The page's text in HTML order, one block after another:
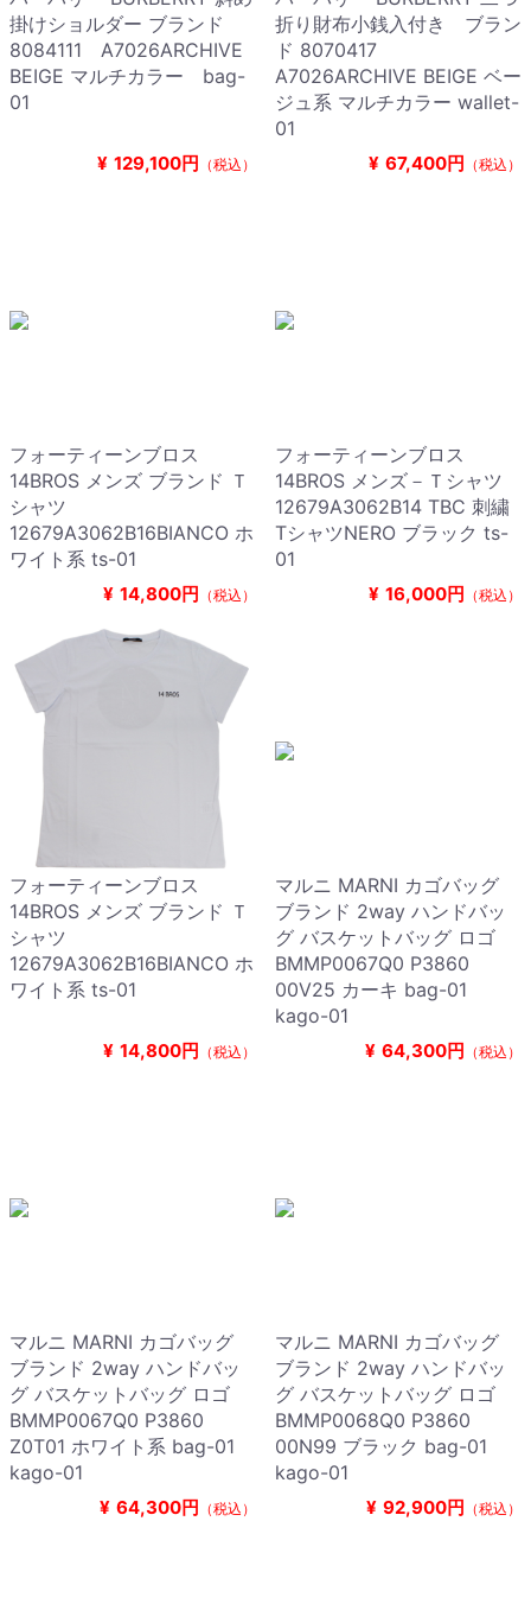
掛けショルダー ブランド
8084111 A7026ARCHIVE
BEIGE マルチカラー bag-
01
¥ 129,100円 （税込）
折り財布小銭入付き ブラン
ド 8070417
A7026ARCHIVE BEIGE ベー
ジュ系 マルチカラー wallet-
01
¥ 67,400円 （税込）
フォーティーンブロス
14BROS メンズ ブランド Ｔ
シャツ
12679A3062B16BIANCO ホ
ワイト系 ts-01
¥ 14,800円 （税込）
フォーティーンブロス
14BROS メンズ－Ｔシャツ
12679A3062B14 TBC 刺繍
TシャツNERO ブラック ts-
01
¥ 16,000円 （税込）
フォーティーンブロス
14BROS メンズ ブランド Ｔ
シャツ
12679A3062B16BIANCO ホ
ワイト系 ts-01
¥ 14,800円 （税込）
マルニ MARNI カゴバッグ
ブランド 2way ハンドバッ
グ バスケットバッグ ロゴ
BMMP0067Q0 P3860
00V25 カーキ bag-01
kago-01
¥ 64,300円 （税込）
マルニ MARNI カゴバッグ
ブランド 2way ハンドバッ
グ バスケットバッグ ロゴ
BMMP0067Q0 P3860
Z0T01 ホワイト系 bag-01
kago-01
¥ 64,300円 （税込）
マルニ MARNI カゴバッグ
ブランド 2way ハンドバッ
グ バスケットバッグ ロゴ
BMMP0068Q0 P3860
00N99 ブラック bag-01
kago-01
¥ 92,900円 （税込）